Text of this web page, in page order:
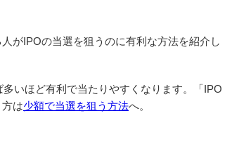
がIPOの当選を狙うのに有利な方法を紹介し
多いほど有利で当たりやすくなります。「IPO
は少額で当選を狙う方法へ。